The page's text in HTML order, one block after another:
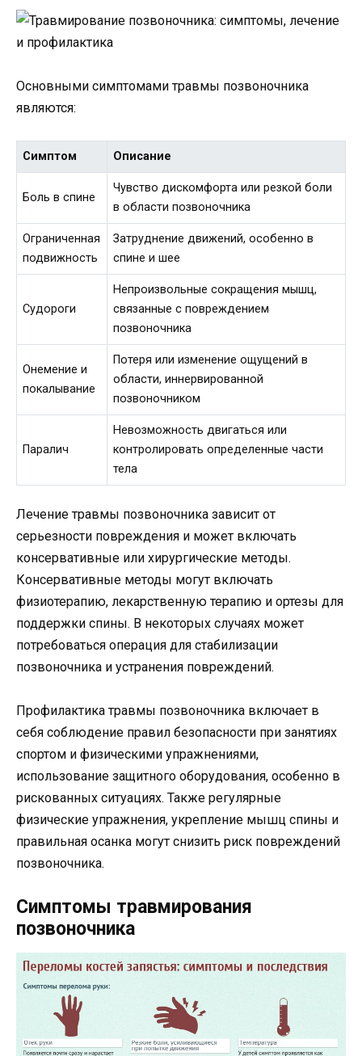
Основными симптомами травмы позвоночника
являются:
Симптом Описание
Боль в спине
Чувство дискомфорта или резкой боли
в области позвоночника
Ограниченная
подвижность
Затруднение движений, особенно в
спине и шее
Судороги
Непроизвольные сокращения мышц,
связанные с повреждением
позвоночника
Онемение и
покалывание
Потеря или изменение ощущений в
области, иннервированной
позвоночником
Паралич
Невозможность двигаться или
контролировать определенные части
тела
Лечение травмы позвоночника зависит от
серьезности повреждения и может включать
консервативные или хирургические методы.
Консервативные методы могут включать
физиотерапию, лекарственную терапию и ортезы для
поддержки спины. В некоторых случаях может
потребоваться операция для стабилизации
позвоночника и устранения повреждений.
Профилактика травмы позвоночника включает в
себя соблюдение правил безопасности при занятиях
спортом и физическими упражнениями,
использование защитного оборудования, особенно в
рискованных ситуациях. Также регулярные
физические упражнения, укрепление мышц спины и
правильная осанка могут снизить риск повреждений
позвоночника.
Симптомы травмирования
позвоночника